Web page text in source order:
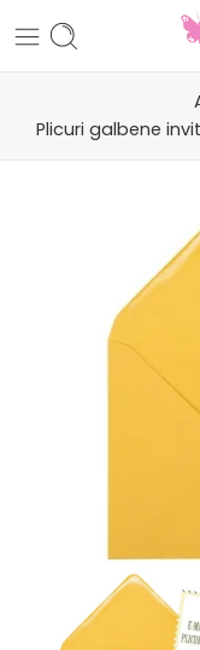
Plicuri galbene